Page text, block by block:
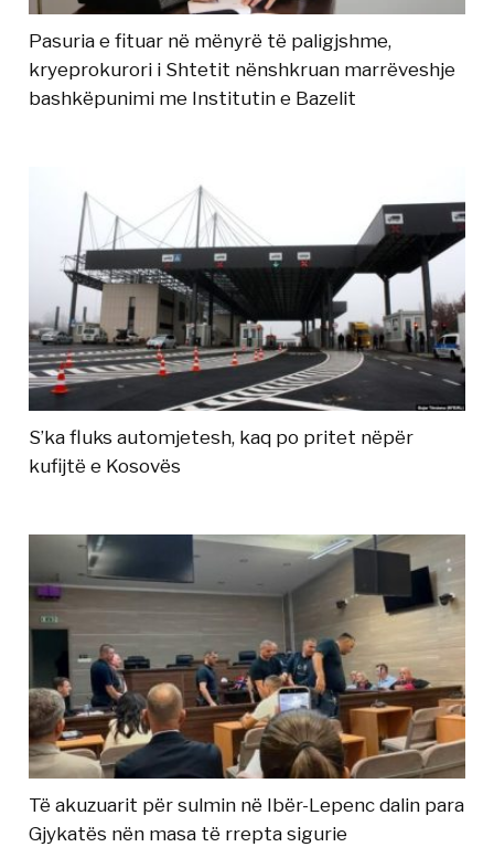
Pasuria e fituar në mënyrë të paligjshme,
kryeprokurori i Shtetit nënshkruan marrëveshje
bashkëpunimi me Institutin e Bazelit
S’ka fluks automjetesh, kaq po pritet nëpër
kufijtë e Kosovës
Të akuzuarit për sulmin në Ibër-Lepenc dalin para
Gjykatës nën masa të rrepta sigurie